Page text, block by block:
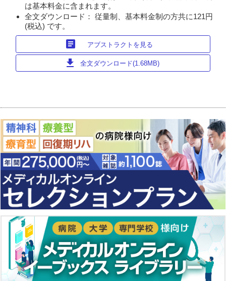
は基本料金に含まれます。
全文ダウンロード： 従量制、基本料金制の方共に121円
(税込) です。
article アブストラクトを見る
download 全文ダウンロード(1.68MB)